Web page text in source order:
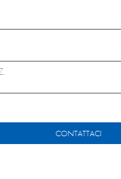
CONTATTACI